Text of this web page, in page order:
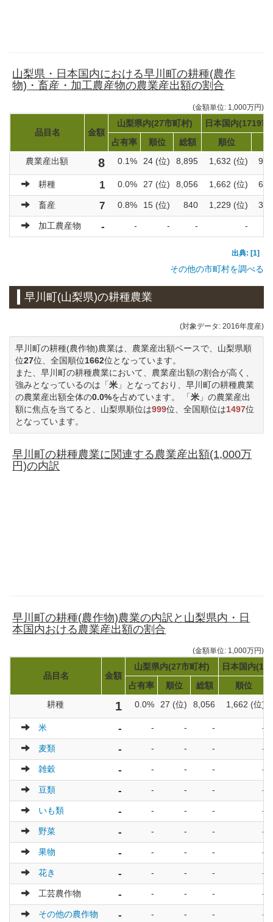
山梨県・日本国内における早川町の耕種(農作
物)・畜産・加工農産物の農業産出額の割合
(金額単位: 1,000万円)
品目名 金額
山梨県内(27市町村)
日本国内(1719市
占有率
順位 総額 順位
農業産出額
8 0.1% 24 (位) 8,895 1,632 (位)
耕種 1 0.0% 27 (位) 8,056 1,662 (位)
畜産 7 0.8% 15 (位) 840 1,229 (位)
加工農産物 - - - - -
出典: [1]
その他の市町村を調べる
早川町(山梨県)の耕種農業
(対象データ: 2016年度産)
早川町の耕種(農作物)農業は、農業産出額ベースで、山梨県順
位27位、全国順位1662位となっています。
また、早川町の耕種農業において、農業産出額の割合が高く、
強みとなっているのは「米 」となっており、早川町の耕種農業
の農業産出額全体の0.0%を占めています。 「米 」の農業産出
額に焦点を当てると、山梨県順位は999位、全国順位は1497位
となっています。
早川町の耕種農業に関連する農業産出額(1,000万
円)の内訳
早川町の耕種(農作物)農業の内訳と山梨県内・日
本国内おける農業産出額の割合
(金額単位: 1,000万円)
品目名 金額
山梨県内(27市町村)
日本国内
占有率
順位 総額
順位
耕種
1 0.0% 27 (位) 8,056 1,662 (位)
米 - - - - -
麦類 - - - - -
雑穀 - - - - -
豆類 - - - - -
いも類 - - - - -
野菜 - - - - -
果物 - - - - -
花き - - - - -
工芸農作物 - - - - -
その他の農作物 - - - - -